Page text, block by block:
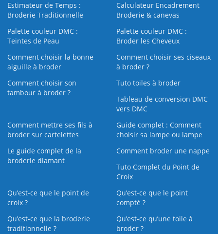
Estimateur de Temps :
Broderie Traditionnelle
Calculateur Encadrement
Broderie & canevas
Palette couleur DMC :
Teintes de Peau
Palette couleur DMC :
Broder les Cheveux
Comment choisir la bonne
aiguille à broder
Comment choisir ses ciseaux
à broder ?
Comment choisir son
tambour à broder ?
Tuto toiles à broder
Tableau de conversion DMC
vers DMC
Comment mettre ses fils à
broder sur cartelettes
Guide complet : Comment
choisir sa lampe ou lampe
Le guide complet de la
broderie diamant
Comment broder une nappe
Tuto Complet du Point de
Croix
Qu’est-ce que le point de
croix ?
Qu’est-ce que le point
compté ?
Qu’est-ce que la broderie
traditionnelle ?
Qu’est‑ce qu’une toile à
broder ?